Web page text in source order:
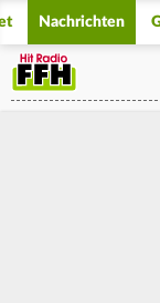
Nachrichten